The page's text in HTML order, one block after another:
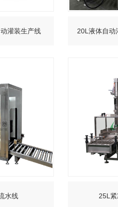
灌装生产线 20L液体自动
水线 25L